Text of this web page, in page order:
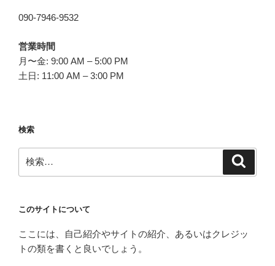
090-7946-9532
営業時間
月〜金: 9:00 AM – 5:00 PM
土日: 11:00 AM – 3:00 PM
検索
索:
このサイトについて
ここには、自己紹介やサイトの紹介、あるいはクレジッ
トの類を書くと良いでしょう。